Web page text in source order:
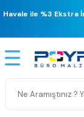
Havale ile %3 Ekstra